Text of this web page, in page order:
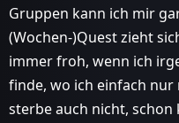
Gruppen kann ich mir
(Wochen-)Quest zieht
immer froh, wenn ich
finde, wo ich einfach
sterbe auch nicht, schon